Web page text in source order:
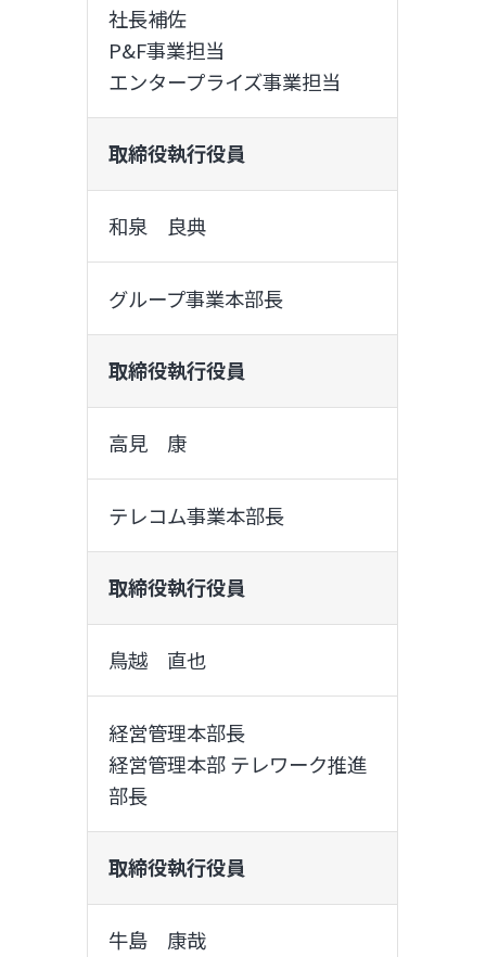
社長補佐
P&F事業担当
エンタープライズ事業担当
取締役執行役員
和泉 良典
グループ事業本部長
取締役執行役員
高見 康
テレコム事業本部長
取締役執行役員
鳥越 直也
経営管理本部長
経営管理本部 テレワーク推進
部長
取締役執行役員
牛島 康哉